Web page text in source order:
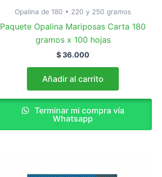
Opalina de 180 • 220 y 250 gramos
Paquete Opalina Mariposas Carta 180
gramos x 100 hojas
$36.000
Añadir al carrito
Terminar mi compra vía
Whatsapp